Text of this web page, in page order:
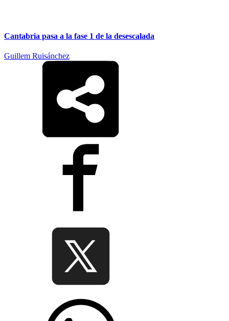
Cantabria pasa a la fase 1 de la desescalada
Guillem Ruisánchez